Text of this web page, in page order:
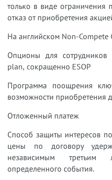
только в виде
отказ от приобретения
На английском Non-Compete
Опционы для
plan, cокращенно ESOP
Программа поощрения
возможности приобретения
Отложенный платеж
Способ защиты интересов
цены по договору
независимым третьим
определенного события.